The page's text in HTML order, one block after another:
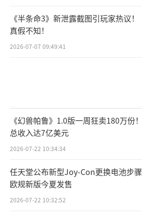
《半条命3》新泄露截图引玩家热议！
真假不知！
2026-07-07 09:49:41
《幻兽帕鲁》1.0版一周狂卖180万份！
总收入达7亿美元
2026-07-22 10:34:34
任天堂公布新型Joy-Con更换电池步骤
欧规新版今夏发售
2026-07-22 10:32:52